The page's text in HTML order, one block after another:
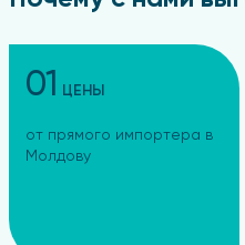
01 ЦЕНЫ
от прямого импортера в
Молдову